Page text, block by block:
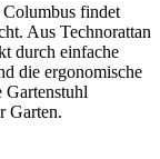
findet
Aus Technorattan
durch einfache
die ergonomische
Gartenstuhl
Garten.